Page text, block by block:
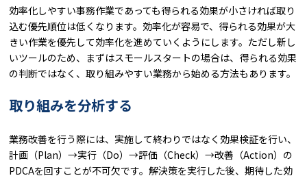
効率化しやすい事務作業であっても得られる効果が小さければ取り
込む優先順位は低くなります。効率化が容易で、得られる効果が大
きい作業を優先して効率化を進めていくようにします。ただし新し
いツールのため、まずはスモールスタートの場合は、得られる効果
の判断ではなく、取り組みやすい業務から始める方法もあります。
取り組みを分析する
業務改善を行う際には、実施して終わりではなく効果検証を行い、
計画（Plan）→実行（Do）→評価（Check）→改善（Action）の
PDCAを回すことが不可欠です。解決策を実行した後、期待した効